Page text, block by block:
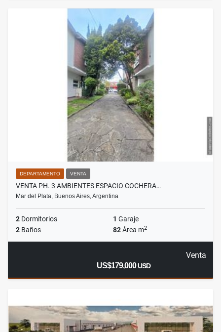
DEPARTAMENTO VENTA
VENTA PH. 3 AMBIENTES ESPACIO COCHERA…
Mar del Plata, Buenos Aires, Argentina
2 Dormitorios 1 Garaje
2 Baños 82Área m2
Venta
US$179,000USD